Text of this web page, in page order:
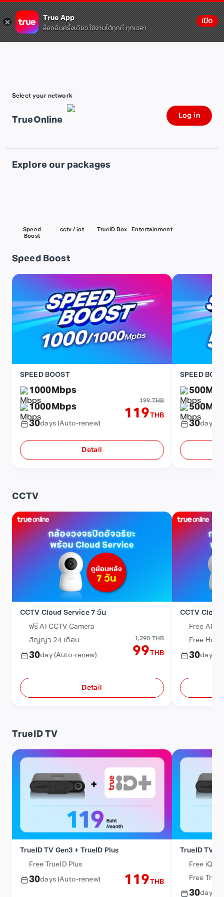
True App
ล็อกอินครั้งเดียว ใช้งานได้ทุกที่ ทุกเวลา
เปิด
Select your network
TrueOnline Log in
Explore our packages
Speed
Boost
cctv / iot TrueID Box Entertainment
Speed Boost
SPEED BOOST
1000 Mbps
1000 Mbps
30days(Auto-renew)
199 THB
119THB
Detail
SPEED
500
500
30days
CCTV
CCTV Cloud Service 7 วัน
ฟรี AI CCTV Camera
สัญญา 24 เดือน
30day(Auto-renew)
1,290 THB
99THB
Detail
Free AI
Free
30days
TrueID TV
TrueID TV Gen3 + TrueID Plus
Free TrueID Plus
30days(Auto-renew) 119THB
TrueID TV
Free
Free
30days